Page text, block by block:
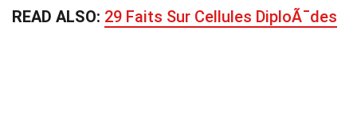
READ ALSO: 29 Faits Sur Cellules DiploÃ¯des